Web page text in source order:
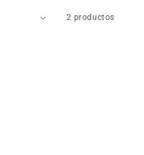
2 productos